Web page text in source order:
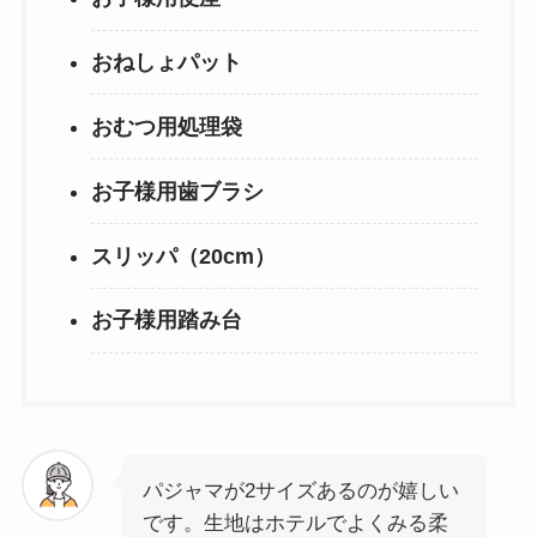
おねしょパット
おむつ用処理袋
お子様用歯ブラシ
スリッパ（20cm）
お子様用踏み台
パジャマが2サイズあるのが嬉しい
です。生地はホテルでよくみる柔